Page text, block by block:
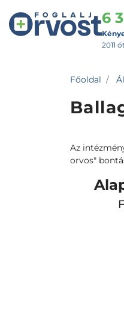
6
2011
Főoldal
Az
orvos"